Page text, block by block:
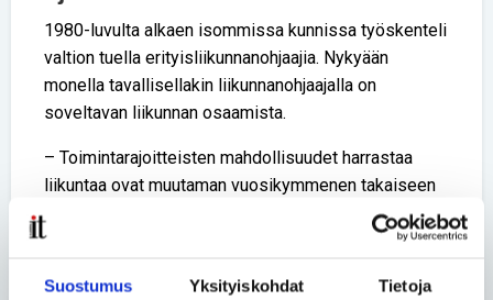
Suostumus Yksityiskohdat Tietoja
1980-luvulta alkaen isommissa kunnissa työskenteli
valtion tuella erityisliikunnanohjaajia. Nykyään
monella tavallisellakin liikunnanohjaajalla on
soveltavan liikunnan osaamista.
– Toimintarajoitteisten mahdollisuudet harrastaa
liikuntaa ovat muutaman vuosikymmenen takaiseen
verrattuna paljon paremmat, sanoo Toni Piispanen.
niin sanottu kaksoisstrategia. Se tarkoittaa, että